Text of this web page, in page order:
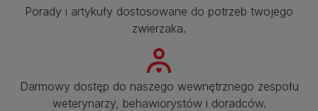
Porady i artykuły dostosowane do potrzeb twojego
zwierzaka.​
Darmowy dostęp do naszego wewnętrznego zespołu
weterynarzy, behawiorystów i doradców.​